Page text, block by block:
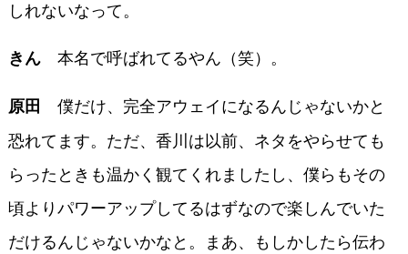
しれないなって。
きん本名で呼ばれてるやん（笑）。
原田 僕だけ、完全アウェイになるんじゃないかと
恐れてます。ただ、香川は以前、ネタをやらせても
らったときも温かく観てくれましたし、僕らもその
頃よりパワーアップしてるはずなので楽しんでいた
だけるんじゃないかなと。まあ、もしかしたら伝わ